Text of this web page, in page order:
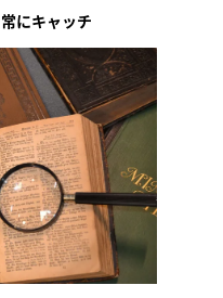
にキャッチ